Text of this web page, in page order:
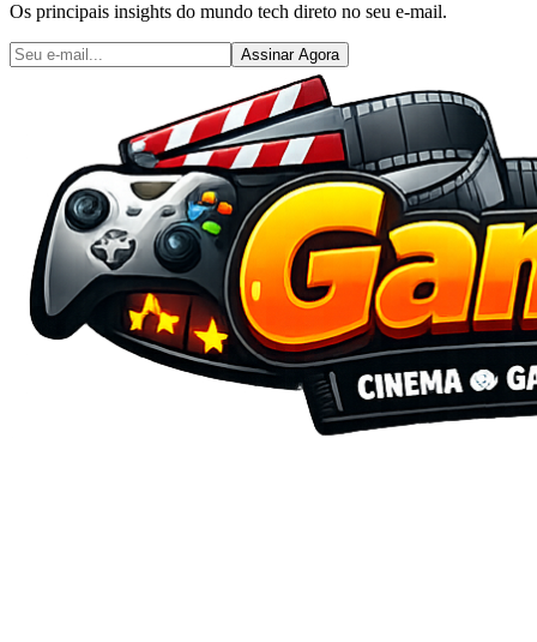
Os principais insights do mundo tech direto no seu e-mail.
Assinar Agora